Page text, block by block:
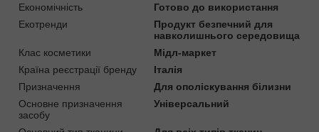
Економічність
Готово до використання
Екотренди
Продукт безпечний для
навколишнього середовища
Клас косметики
Мідл-маркет
Країна реєстрації бренду
Італія
Призначення
Для ополіскування білизни
Основне призначення
засобу
Універсальний